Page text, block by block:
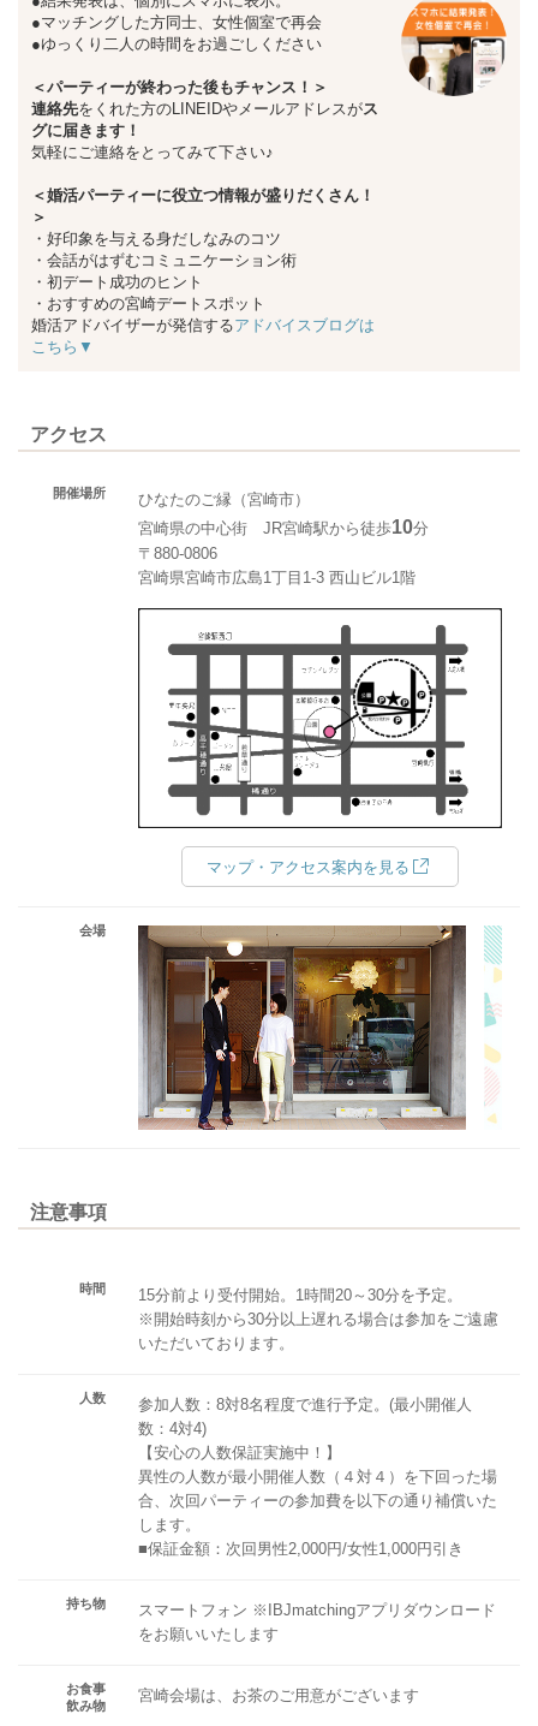
●マッチングした方同士、女性個室で再会
●ゆっくり二人の時間をお過ごしください
＜パーティーが終わった後もチャンス！＞
連絡先をくれた方のLINEIDやメールアドレスがス
グに届きます！
気軽にご連絡をとってみて下さい♪
＜婚活パーティーに役立つ情報が盛りだくさん！
＞
・好印象を与える身だしなみのコツ
・会話がはずむコミュニケーション術
・初デート成功のヒント
・おすすめの宮崎デートスポット
婚活アドバイザーが発信するアドバイスブログは
こちら▼
アクセス
開催場所
ひなたのご縁（宮崎市）
宮崎県の中心街 JR宮崎駅から徒歩10分
〒880-0806
宮崎県宮崎市広島1丁目1-3 西山ビル1階
マップ・アクセス案内を見る
会場
注意事項
時間
15分前より受付開始。1時間20～30分を予定。
※開始時刻から30分以上遅れる場合は参加をご遠慮
いただいております。
人数
参加人数：8対8名程度で進行予定。(最小開催人
数：4対4)
【安心の人数保証実施中！】
異性の人数が最小開催人数（４対４）を下回った場
合、次回パーティーの参加費を以下の通り補償いた
します。
■保証金額：次回男性2,000円/女性1,000円引き
持ち物
スマートフォン ※IBJmatchingアプリダウンロード
をお願いいたします
お食事
飲み物
宮崎会場は、お茶のご用意がございます